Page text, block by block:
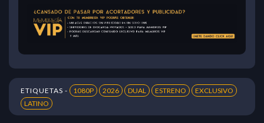
ETIQUETAS - 1080P 2026 DUAL ESTRENO
EXCLUSIVO
LATINO